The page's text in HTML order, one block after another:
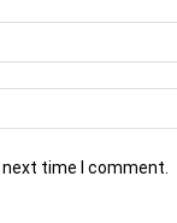
time I comment.